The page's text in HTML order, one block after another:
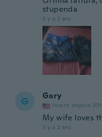
stupenda
il y a 2 ans
G Gary
Inscrit depuis
My wife loves
il y a 2 ans